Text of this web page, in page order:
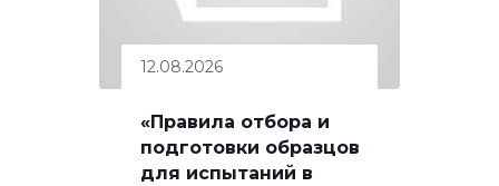
12.08.2026
«Правила отбора и
подготовки образцов
для испытаний в